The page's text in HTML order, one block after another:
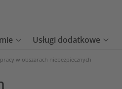
Usługi dodatkowe
w obszarach niebezpiecznych